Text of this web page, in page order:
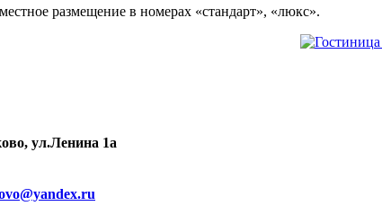
размещение в номерах «стандарт», «люкс».
ул.Ленина 1а